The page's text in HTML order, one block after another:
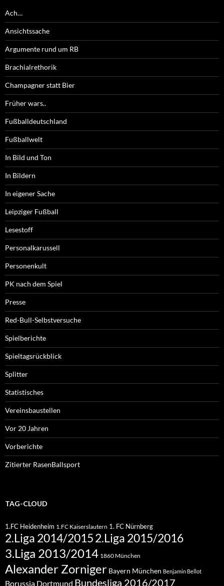
Ach…
Ansichtssache
Argumente rund um RB
Brachialrethorik
Champagner statt Bier
Früher wars..
Fußballdeutschland
Fußballwelt
In Bild und Ton
In Bildern
In eigener Sache
Leipziger Fußball
Lesestoff
Personalkarussell
Personenkult
PK nach dem Spiel
Presse
Red-Bull-Selbstversuche
Spielberichte
Spieltagsrückblick
Splitter
Statistisches
Vereinsbaustellen
Vor 20 Jahren
Vorberichte
Zitierter RasenBallsport
TAG-CLOUD
1.FC Heidenheim 1.FC Kaiserslautern 1. FC Nürnberg
2.Liga 2014/20152.Liga 2015/2016
3.Liga 2013/2014 1860 München
Alexander Zorniger Bayern München Benjamin Bellot
Borussia Dortmund Bundesliga 2016/2017